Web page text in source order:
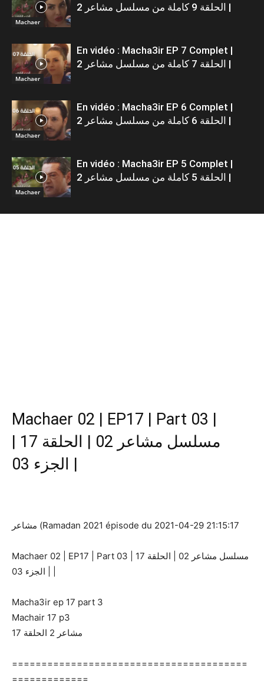
Machaer
الحلقة 9 كاملة من مسلسل مشاعر 2 |
Machaer
En vidéo : Macha3ir EP 7 Complet |
الحلقة 7 كاملة من مسلسل مشاعر 2 |
Machaer
En vidéo : Macha3ir EP 6 Complet |
الحلقة 6 كاملة من مسلسل مشاعر 2 |
Machaer
En vidéo : Macha3ir EP 5 Complet |
الحلقة 5 كاملة من مسلسل مشاعر 2 |
Machaer 02 | EP17 | Part 03 |
مسلسل مشاعر 02 | الحلقة 17 |
الجزء 03 |
مشاعر (Ramadan 2021 épisode du 2021-04-29 21:15:17
Machaer 02 | EP17 | Part 03 | مسلسل مشاعر 02 | الحلقة 17
Macha3ir ep 17 part 3
Machair 17 p3
مشاعر 2 الحلقة 17
========================================
=============